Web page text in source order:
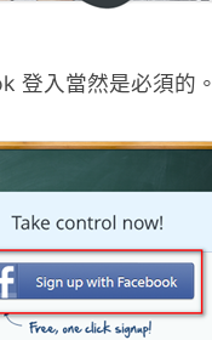
登入當然是必須的。